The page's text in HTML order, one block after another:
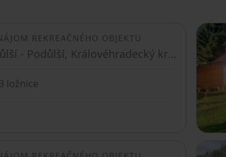
REKREAČNÉHO OBJEKTU
Podůlší - Podůlší, Královéhradecký kraj
3 ložnice